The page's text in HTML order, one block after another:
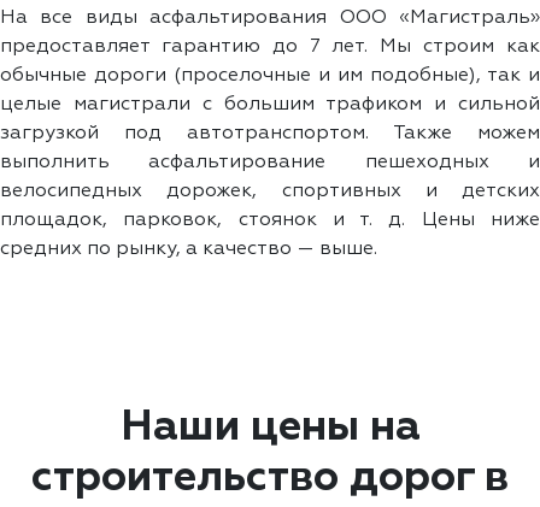
На все виды асфальтирования ООО «Магистраль»
предоставляет гарантию до 7 лет. Мы строим как
обычные дороги (проселочные и им подобные), так и
целые магистрали с большим трафиком и сильной
загрузкой под автотранспортом. Также можем
выполнить асфальтирование пешеходных и
велосипедных дорожек, спортивных и детских
площадок, парковок, стоянок и т. д. Цены ниже
средних по рынку, а качество — выше.
Наши цены на
строительство дорог в